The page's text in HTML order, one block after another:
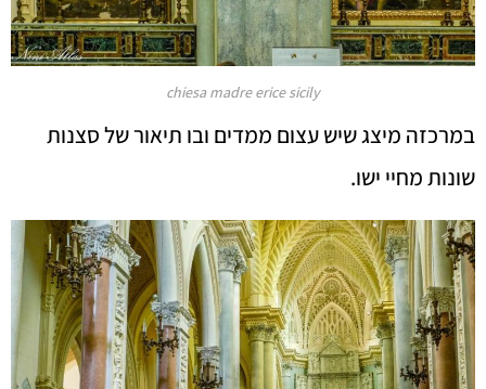
chiesa madre erice sicily
במרכזה מיצג שיש עצום ממדים ובו תיאור של סצנות
שונות מחיי ישו.